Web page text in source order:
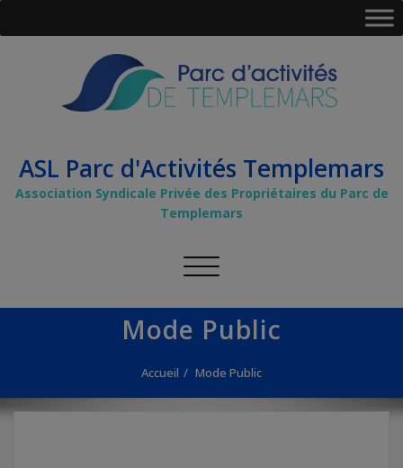
ASL Parc d'Activités Templemars
Association Syndicale Privée des Propriétaires du Parc de
Templemars
Afficher/masquer
navigation
Mode Public
Accueil Mode Public